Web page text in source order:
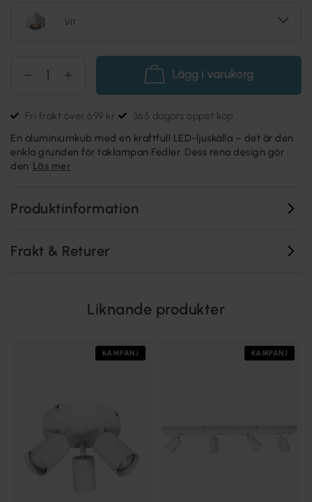
Vit
Lägg i varukorg
Fri frakt över 699 kr 365 dagars öppet köp
En aluminiumkub med en kraftfull LED-ljuskälla – det är den
enkla grunden för taklampan Fedler. Dess rena design gör
den Läs mer
Produktinformation
Frakt & Returer
Liknande produkter
KAMPANJ KAMPANJ